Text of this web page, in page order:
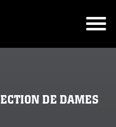
DE DAMES